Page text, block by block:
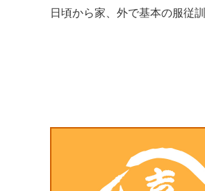
日頃から家、外で基本の服従